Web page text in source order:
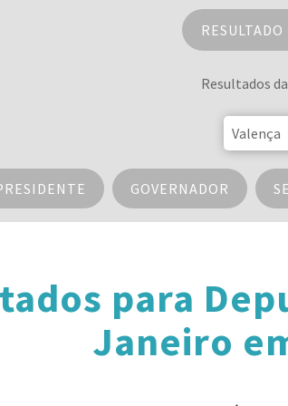
Resultados
GOVERNADOR
para
Janeiro